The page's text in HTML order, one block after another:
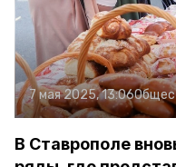
7 мая 2025, 13:06
В Ставрополе